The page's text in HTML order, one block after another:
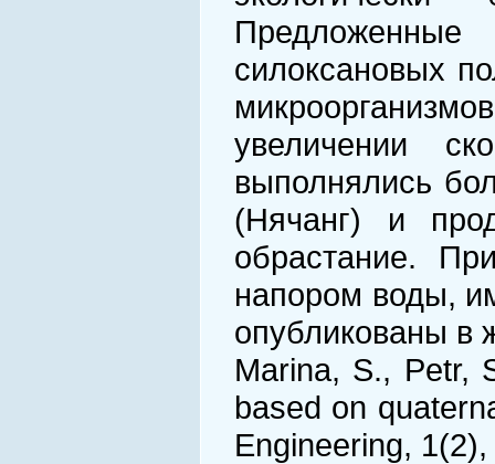
силоксановых
увеличении
выполнялись
(Нячанг) и
обрастание.
напором воды,
опубликованы в
Marina, S., Petr,
based on
Engineering,